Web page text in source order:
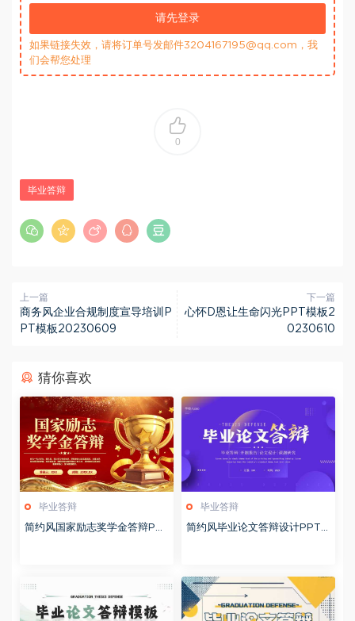
请先登录
如果链接失效，请将订单号发邮件3204167195@qq.com，我
们会帮您处理
0
毕业答辩
上一篇
商务风企业合规制度宣导培训P
PT模板20230609
下一篇
心怀D恩让生命闪光PPT模板2
0230610
猜你喜欢
毕业答辩
简约风国家励志奖学金答辩PP
毕业答辩
简约风毕业论文答辩设计PPT